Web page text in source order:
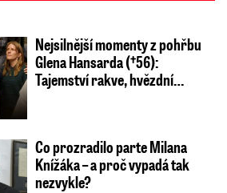
Nejsilnější momenty z pohřbu
Glena Hansarda (†56):
Tajemství rakve, hvězdní…
Co prozradilo parte Milana
Knížáka – a proč vypadá tak
nezvykle?